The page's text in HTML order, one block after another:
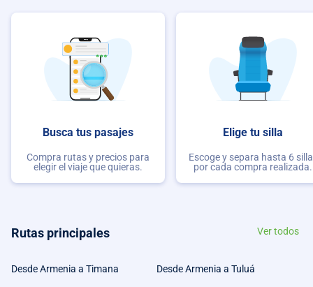
Busca tus pasajes
Compra rutas y precios para
elegir el viaje que quieras.
Elige tu silla
Escoge y separa hasta 6
por cada compra realizada.
Rutas principales Ver todos
Desde Armenia a Timana Desde Armenia a Tuluá